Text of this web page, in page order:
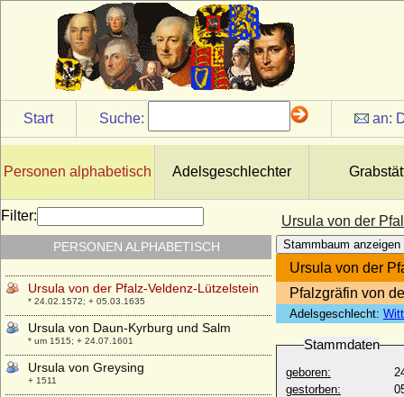
Start Suche: an:
Personen alphabetisch Adelsgeschlechter
Ursula von der
Stammbaum anzeigen
Ursula von der
Pfalzgräfin von
Adelsgeschlecht:
Stammdaten
geboren:
gestorben:
Filter:
PERSONEN ALPHABETISCH
Ursula von Baden
* 25.10.1409; + 24.03.1429
Ursula von Baden-Hachberg (Ursula von
Baden-Hochberg)
+ 1483
Ursula von Bassewitz
Ursula von Brandenburg
* 17.10.1488; + 18.09.1510
Ursula von Brandenburg
* 25.09.1450; + 25.11.1508
Ursula von Burgsdorff
* 1551; + 1596
Ursula von der Pfalz-Veldenz-Lützelstein
* 24.02.1572; + 05.03.1635
Ursula von Daun-Kyrburg und Salm
* um 1515; + 24.07.1601
Ursula von Greysing
+ 1511